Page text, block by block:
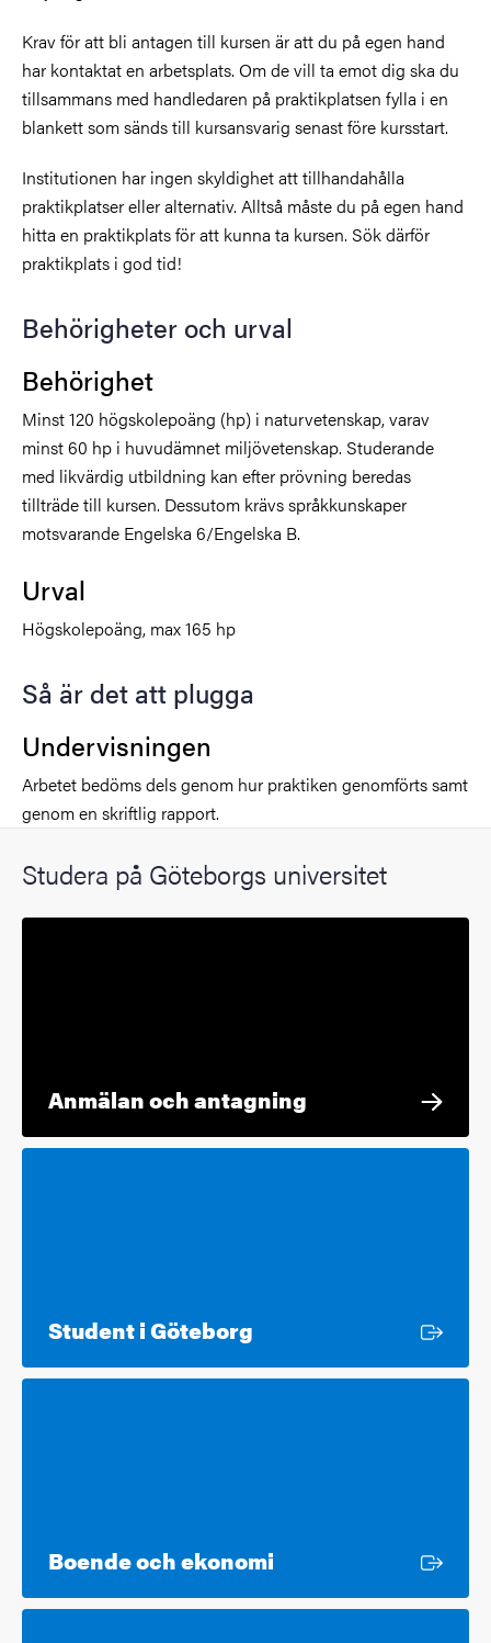
Krav för att bli antagen till kursen är att du på egen hand
har kontaktat en arbetsplats. Om de vill ta emot dig ska du
tillsammans med handledaren på praktikplatsen fylla i en
blankett som sänds till kursansvarig senast före kursstart.
Institutionen har ingen skyldighet att tillhandahålla
praktikplatser eller alternativ. Alltså måste du på egen hand
hitta en praktikplats för att kunna ta kursen. Sök därför
praktikplats i god tid!
Behörigheter och urval
Behörighet
Minst 120 högskolepoäng (hp) i naturvetenskap, varav
minst 60 hp i huvudämnet miljövetenskap. Studerande
med likvärdig utbildning kan efter prövning beredas
tillträde till kursen. Dessutom krävs språkkunskaper
motsvarande Engelska 6/Engelska B.
Urval
Högskolepoäng, max 165 hp
Så är det att plugga
Undervisningen
Arbetet bedöms dels genom hur praktiken genomförts samt
genom en skriftlig rapport.
Studera på Göteborgs universitet
Anmälan och antagning
Student i Göteborg
Boende och ekonomi